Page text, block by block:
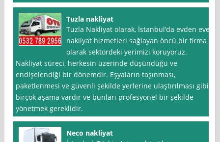
Tuzla nakliyat
Tuzla Nakliyat olarak, İstanbul‘da evden eve
nakliyat hizmetleri sağlayan öncü bir firma
olarak sektördeki yerimizi koruyoruz.
Nakliyat süreci, herkesin üzerinde düşündüğü ve
endişelendiği bir dönemdir. Eşyaların taşınması,
paketlenmesi ve güvenli şekilde yerlerine ulaştırılması gibi
birçok aşama vardır ve bunları profesyonel bir şekilde
yönetmek gereklidir.
Neco nakliyat